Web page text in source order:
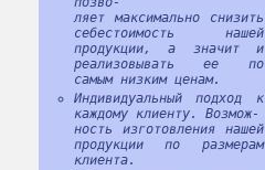
ляет максимально снизить
себестоимость нашей
продукции, а значит и
реализовывать ее по
самым низким ценам.
Индивидуальный подход к
каждому клиенту. Возмож-
ность изготовления нашей
продукции по размерам
клиента.